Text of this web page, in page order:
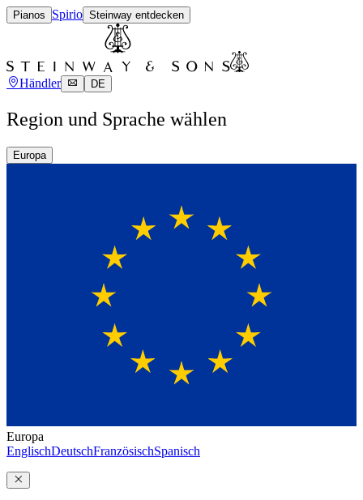
Pianos Spirio Steinway entdecken
Händler DE
Region und Sprache wählen
Europa
Europa
EnglischDeutschFranzösischSpanisch